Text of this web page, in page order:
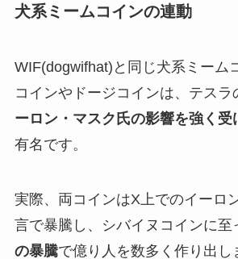
犬系ミームコインの連動
WIF(dogwifhat)と同じ犬系ミーム
コインやドージコインは、テスラ
ーロン・マスク氏の影響を強く受
有名です。
実際、両コインはX上でのイーロ
言で暴騰し、シバイヌコインに至
の暴騰で億り人を数多く作り出し